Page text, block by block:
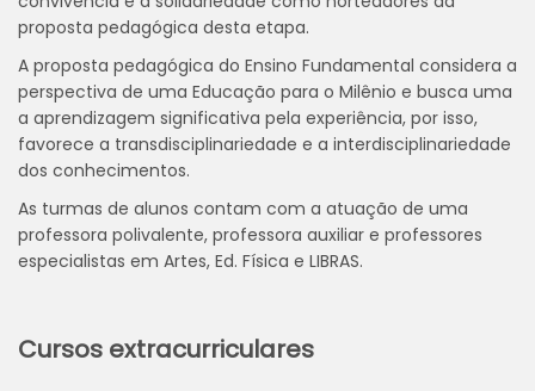
proposta pedagógica desta etapa.
A proposta pedagógica do Ensino Fundamental considera a
perspectiva de uma Educação para o Milênio e busca uma
a aprendizagem significativa pela experiência, por isso,
favorece a transdisciplinariedade e a interdisciplinariedade
dos conhecimentos.
As turmas de alunos contam com a atuação de uma
professora polivalente, professora auxiliar e professores
especialistas em Artes, Ed. Física e LIBRAS.
Cursos extracurriculares